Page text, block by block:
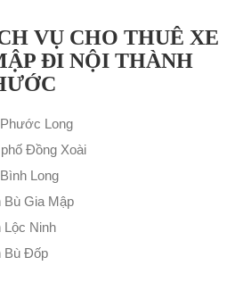
VỤ CHO THUÊ XE
ĐI NỘI THÀNH
Long
Đồng Xoài
Long
Bù Gia Mập
Lộc Ninh
Bù Đốp